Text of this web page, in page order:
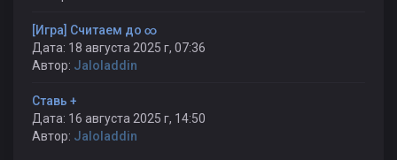
[Игра] Считаем до ∞
Дата: 18 августа 2025 г, 07:36
Автор: Jaloladdin
Ставь +
Дата: 16 августа 2025 г, 14:50
Автор: Jaloladdin